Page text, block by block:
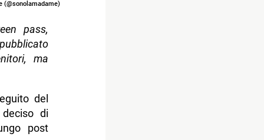
(@sonolamadame)
pass,
ma
del
di
post